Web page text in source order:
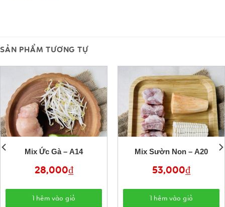
SẢN PHẨM TƯƠNG TỰ
Mix Ức Gà – A14
28,000₫
Thêm vào giỏ
Mix Sườn Non – A20
53,000₫
Thêm vào giỏ